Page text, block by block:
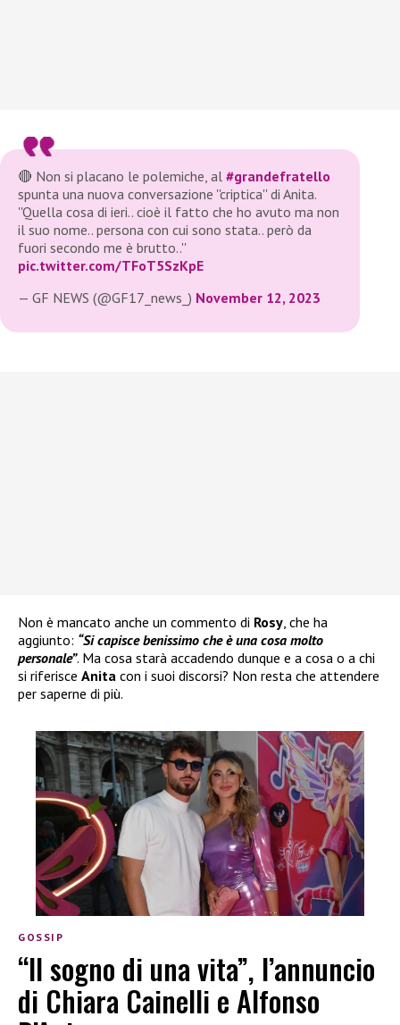
🔴 Non si placano le polemiche, al #grandefratello
spunta una nuova conversazione ''criptica'' di Anita.
''Quella cosa di ieri.. cioè il fatto che ho avuto ma non
il suo nome.. persona con cui sono stata.. però da
fuori secondo me è brutto..''
pic.twitter.com/TFoT5SzKpE
— GF NEWS (@GF17_news_) November 12, 2023
Non è mancato anche un commento di Rosy, che ha
aggiunto: “Si capisce benissimo che è una cosa molto
personale”. Ma cosa starà accadendo dunque e a cosa o a chi
si riferisce Anita con i suoi discorsi? Non resta che attendere
per saperne di più.
GOSSIP
“Il sogno di una vita”, l’annuncio
di Chiara Cainelli e Alfonso